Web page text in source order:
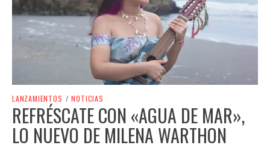
LANZAMIENTOS / NOTICIAS
REFRÉSCATE CON «AGUA DE MAR»,
LO NUEVO DE MILENA WARTHON